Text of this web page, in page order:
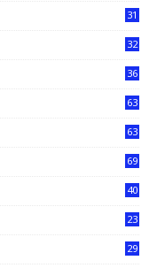
31
32
36
63
63
69
40
23
29